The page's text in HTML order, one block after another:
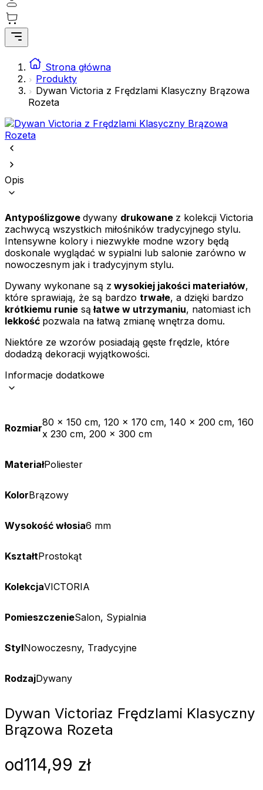
Strona główna
Produkty
Dywan Victoria z Frędzlami Klasyczny Brązowa
Rozeta
Opis
Antypoślizgowe dywany drukowane z kolekcji Victoria
zachwycą wszystkich miłośników tradycyjnego stylu.
Intensywne kolory i niezwykłe modne wzory będą
doskonale wyglądać w sypialni lub salonie zarówno w
nowoczesnym jak i tradycyjnym stylu.
Dywany wykonane są z wysokiej jakości materiałów,
które sprawiają, że są bardzo trwałe, a dzięki bardzo
krótkiemu runie są łatwe w utrzymaniu, natomiast ich
lekkość pozwala na łatwą zmianę wnętrza domu.
Niektóre ze wzorów posiadają gęste frędzle, które
dodadzą dekoracji wyjątkowości.
Informacje dodatkowe
Rozmiar80 x 150 cm, 120 x 170 cm, 140 x 200 cm, 160
x 230 cm, 200 x 300 cm
MateriałPoliester
KolorBrązowy
Wysokość włosia6 mm
KształtProstokąt
KolekcjaVICTORIA
PomieszczenieSalon, Sypialnia
StylNowoczesny, Tradycyjne
RodzajDywany
Dywan Victoriaz Frędzlami Klasyczny
Brązowa Rozeta
od114,99 zł
preferowany język lub region, w którym znajduje się użytkownik.
Statystyka
Statystyczne pliki cookie pomagają właścicielom stron internetowych
zrozumieć, w jaki sposób różni użytkownicy zachowują się na stronie,
gromadząc i zgłaszając anonimowe informacje.
Marketing
Marketingowe pliki cookie stosowane są w celu śledzenia
użytkowników na stronach internetowych. Celem jest wyświetlanie
Nieklasyfikowane pliki cookie, to pliki, które są w procesie
klasyfikowania, wraz z dostawcami poszczególnych ciasteczek.
Odrzuć
Zapisz moje preferencje
Akceptuj wszystko